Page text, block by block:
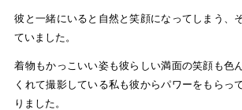
彼と一緒にいると自然と笑顔になってしまう、
ていました。
着物もかっこいい姿も彼らしい満面の笑顔も色
くれて撮影している私も彼からパワーをもらっ
りました。